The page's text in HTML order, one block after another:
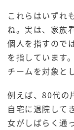
これらはいずれ
ね。実は、家族
個人を指すので
を指しています
チームを対象と
例えば、80代の
自宅に退院して
女がしばらく通